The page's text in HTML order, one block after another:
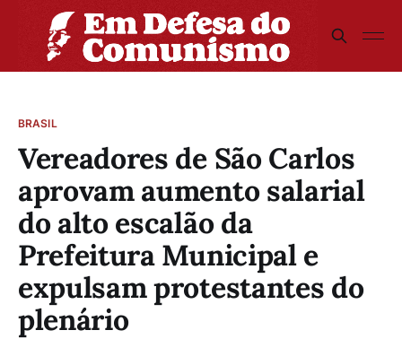
BRASIL
Vereadores de São Carlos
aprovam aumento salarial
do alto escalão da
Prefeitura Municipal e
expulsam protestantes do
plenário